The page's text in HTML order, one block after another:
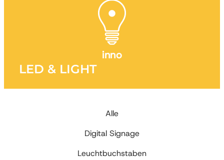
inno
LED & LIGHT
Digital Signage
Leuchtbuchstaben
Alle